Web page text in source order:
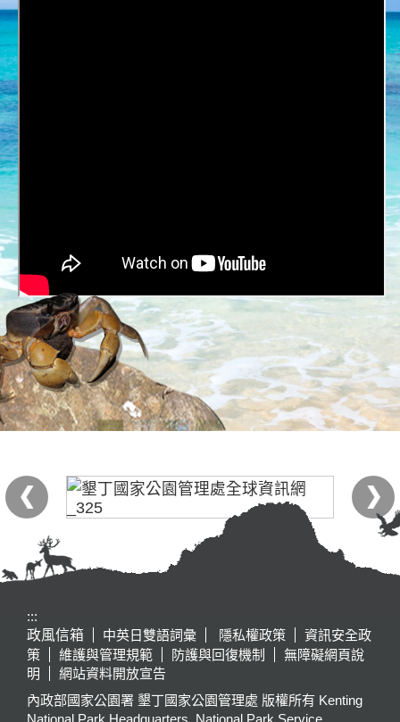
:::
政風信箱
中英日雙語詞彙 隱私權政策
資訊安全政
策
維護與管理規範 防護與回復機制
無障礙網頁說
明
網站資料開放宣告
內政部國家公園署 墾丁國家公園管理處 版權所有 Kenting
National Park Headquarters, National Park Service,